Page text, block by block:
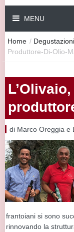
MENU
Home / Degustazioni
Produttore-Di-Olio-
di Marco Oreggia e
frantoiani si sono
rinnovando la